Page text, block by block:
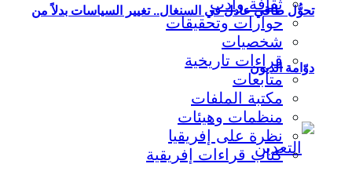
تحوُّل طاقي عادل في السنغال.. تغيير السياسات بدلاً من
دوّامة الديون
ثقافة وأدب
حوارات وتحقيقات
شخصيات
قراءات تاريخية
متابعات
مكتبة الملفات
منظمات وهيئات
نظرة على إفريقيا
كتاب قراءات إفريقية